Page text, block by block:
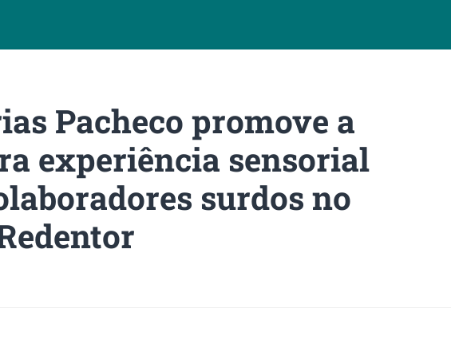
Pacheco promove a
experiência sensorial
surdos no